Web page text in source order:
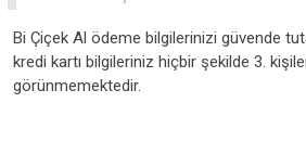
Bi Çiçek Al ödeme bilgilerinizi güvende
kredi kartı bilgileriniz hiçbir şekilde 3.
görünmemektedir.